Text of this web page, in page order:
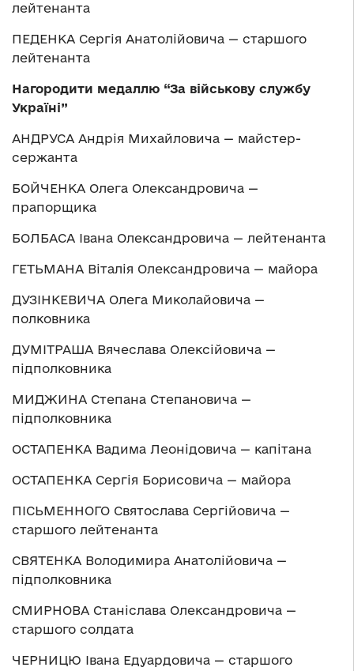
лейтенанта
ПЕДЕНКА Сергія Анатолійовича — старшого
лейтенанта
Нагородити медаллю “За військову службу
Україні”
АНДРУСА Андрія Михайловича — майстер-
сержанта
БОЙЧЕНКА Олега Олександровича —
прапорщика
БОЛБАСА Івана Олександровича — лейтенанта
ГЕТЬМАНА Віталія Олександровича — майора
ДУЗІНКЕВИЧА Олега Миколайовича —
полковника
ДУМІТРАША Вячеслава Олексійовича —
підполковника
МИДЖИНА Степана Степановича —
підполковника
ОСТАПЕНКА Вадима Леонідовича — капітана
ОСТАПЕНКА Сергія Борисовича — майора
ПІСЬМЕННОГО Святослава Сергійовича —
старшого лейтенанта
СВЯТЕНКА Володимира Анатолійовича —
підполковника
СМИРНОВА Станіслава Олександровича —
старшого солдата
ЧЕРНИЦЮ Івана Едуардовича — старшого